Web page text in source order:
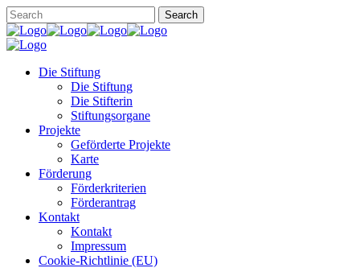
Die Stiftung
Die Stiftung
Die Stifterin
Stiftungsorgane
Projekte
Geförderte Projekte
Karte
Förderung
Förderkriterien
Förderantrag
Kontakt
Kontakt
Impressum
Cookie-Richtlinie (EU)